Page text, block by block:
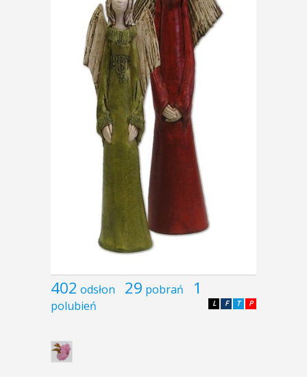
402 odsłon 29 pobrań 1
polubień P
T
F
L